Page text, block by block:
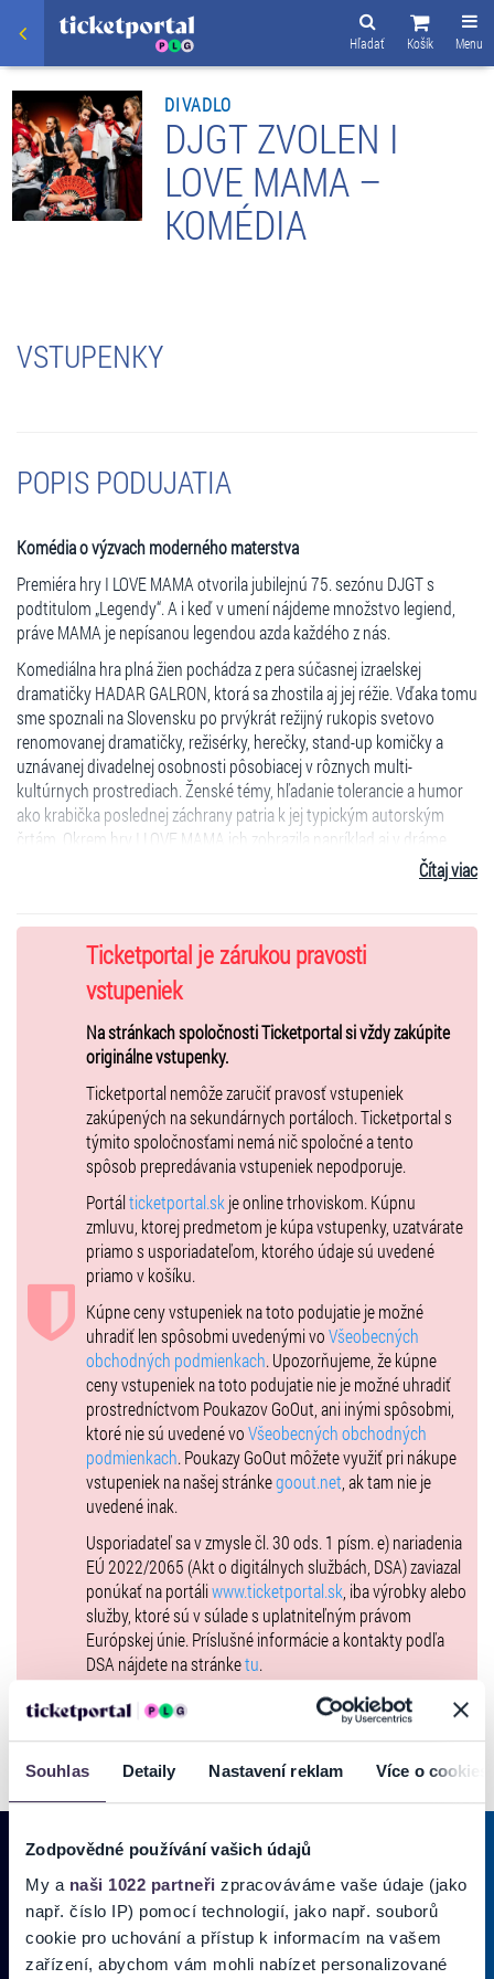
Souhlas Detaily Nastavení reklam Více o cookies
Zodpovědné používání vašich údajů
My a naši 1022 partneři zpracováváme vaše údaje (jako
např. číslo IP) pomocí technologií, jako např. souborů
cookie pro uchování a přístup k informacím na vašem
zařízení, abychom vám mohli nabízet personalizované
Menu
Košík
Hľadať
DIVADLO
DJGT ZVOLEN I
LOVE MAMA –
KOMÉDIA
VSTUPENKY
POPIS PODUJATIA
Komédia o výzvach moderného materstva
Premiéra hry I LOVE MAMA otvorila jubilejnú 75. sezónu DJGT s
podtitulom „Legendy“. A i keď v umení nájdeme množstvo legiend,
práve MAMA je nepísanou legendou azda každého z nás.
Komediálna hra plná žien pochádza z pera súčasnej izraelskej
dramatičky HADAR GALRON, ktorá sa zhostila aj jej réžie. Vďaka tomu
sme spoznali na Slovensku po prvýkrát režijný rukopis svetovo
renomovanej dramatičky, režisérky, herečky, stand-up komičky a
uznávanej divadelnej osobnosti pôsobiacej v rôznych multi-
kultúrnych prostrediach. Ženské témy, hľadanie tolerancie a humor
ako krabička poslednej záchrany patria k jej typickým autorským
črtám. Okrem hry I LOVE MAMA ich zobrazila napríklad aj v dráme
jednej veľkej rodiny – od láskavej babičky cez povahovo odlišné
dcéry, čerstvú nevestu až po vnučky hľadajúce svoje miesto v
modernej dobe. Humorné situácie a vtipné dialógy zachytávajú s
nadhľadom aj vážnejšie aspekty materstva: ako skĺbiť materstvo s
kariérou, ako si popri materstve udržať manželstvo, ako mať dieťa aj
bez muža, ako sa vyrovnať s nečakaným tehotenstvom, ako zvládnuť
popôrodnú depresiu, ako čeliť ortodoxnej matke, ako nájsť seba
samú, ako chutí láska.
Inscenáciu dopĺňa hudba medzinárodne renomovaného hudobníka
Itamara Grossaa mužské postavy zosobnené jedným hercom. Na
unikátnej inscenácii sa podieľali aj výrazné mená slovenskej
divadelnej scény Jozef Ciller, Eva Kleinová, Mária Danadová a ďalší. V
postave babičky a veľkej mamy rodinyúčinkujevalternácii s Janou
hosťujúca herečkaSlovenského národného divadla Božidara
Turzonovová.
Komediálna, vážna i dojímavá drobnokresba žien troch generácii je
osviežujúcim titulom v repertoári pre divákov i diváčky každého veku.
Čítaj viac
Ticketportal je zárukou pravosti
vstupeniek
Na stránkach spoločnosti Ticketportal si vždy zakúpite
originálne vstupenky.
Ticketportal nemôže zaručiť pravosť vstupeniek
zakúpených na sekundárnych portáloch. Ticketportal s
týmito spoločnosťami nemá nič spoločné a tento
spôsob prepredávania vstupeniek nepodporuje.
Portálticketportal.sk je online trhoviskom. Kúpnu
zmluvu, ktorej predmetom je kúpa vstupenky, uzatvárate
priamo s usporiadateľom, ktorého údaje sú uvedené
priamo v košíku.
Kúpne ceny vstupeniek na toto podujatie je možné
uhradiť len spôsobmi uvedenými voVšeobecných
obchodných podmienkach. Upozorňujeme, že kúpne
ceny vstupeniek na toto podujatie nie je možné uhradiť
prostredníctvom Poukazov GoOut, ani inými spôsobmi,
ktoré nie sú uvedené voVšeobecných obchodných
podmienkach. Poukazy GoOut môžete využiť pri nákupe
vstupeniek na našej stránkegoout.net , ak tam nie je
uvedené inak.
Usporiadateľ sa v zmysle čl. 30 ods. 1 písm. e) nariadenia
EÚ 2022/2065 (Akt o digitálnych službách, DSA) zaviazal
ponúkať na portáliwww.ticketportal.sk , iba výrobky alebo
služby, ktoré sú v súlade s uplatniteľným právom
Európskej únie. Príslušné informácie a kontakty podľa
DSA nájdete na stránketu.
PRIHLÁSIŤ SA KODBERU NOVINIEK
Pridajte sa do zoznamu odberateľov a doručte si najnovšie špeciálne